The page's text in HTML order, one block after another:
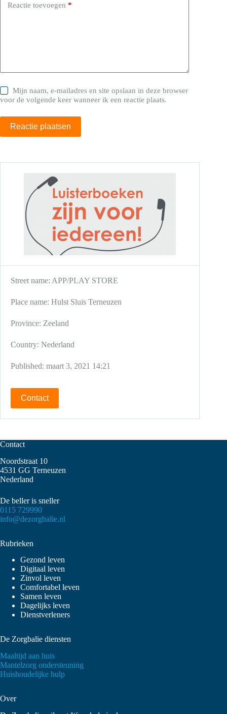
Reactie toevoegen *
Mijn naam, e-mailadres en site opslaan in deze browser
voor de volgende keer wanneer ik een reactie plaats.
Reactie plaatsen
Street name: APP/PLAY STORE
Place name: Hulst Sluis Terneuzen
Province: Zeeland
Country: Nederland
Published: maart 3, 2021 14:21
Contact
Contact
Noordstraat 10
4531 GG Terneuzen
Nederland
De beller is sneller
0115 729990
info@dezorgbalie.nl
Rubrieken
Gezond leven
Digitaal leven
Zinvol leven
Comfortabel leven
Samen leven
Dagelijks leven
Dienstverleners
De Zorgbalie diensten
Maaltijd aan huis
Mantelzorg ondersteuning
Huishoudelijke hulp
Over